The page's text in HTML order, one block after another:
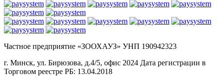
Частное предприятие «ЗООХАУЗ» УНП 190942323
г. Минск, ул. Бирюзова, д.4/5, офис 2024 Дата регистрации в
Торговом реестре РБ: 13.04.2018